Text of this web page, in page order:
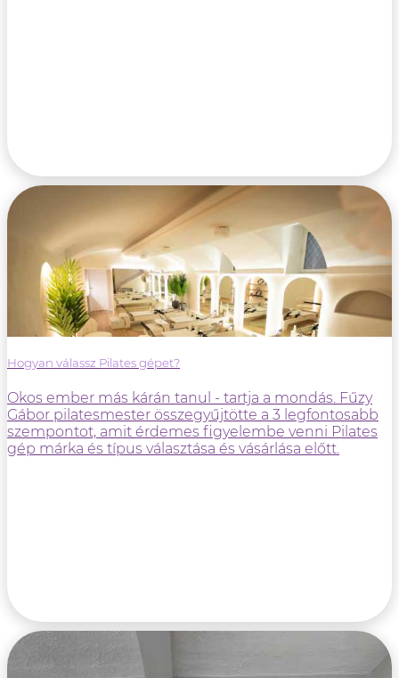
Hogyan válassz Pilates gépet?
Okos ember más kárán tanul - tartja a mondás. Fűzy
Gábor pilatesmester összegyűjtötte a 3 legfontosabb
szempontot, amit érdemes figyelembe venni Pilates
gép márka és típus választása és vásárlása előtt.